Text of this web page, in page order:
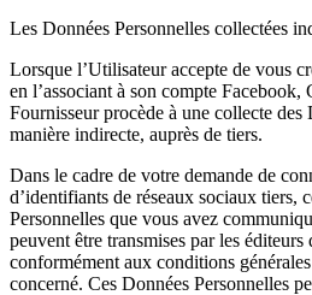
Les Données Personnelles collectées
Lorsque l’Utilisateur accepte de vous
en l’associant à son compte
Fournisseur procède à une collecte des
manière indirecte, auprès de tiers.
Dans le cadre de votre demande de
d’identifiants de réseaux sociaux tiers,
Personnelles que vous avez
peuvent être transmises par les éditeurs
conformément aux conditions
concerné. Ces Données Personnelles